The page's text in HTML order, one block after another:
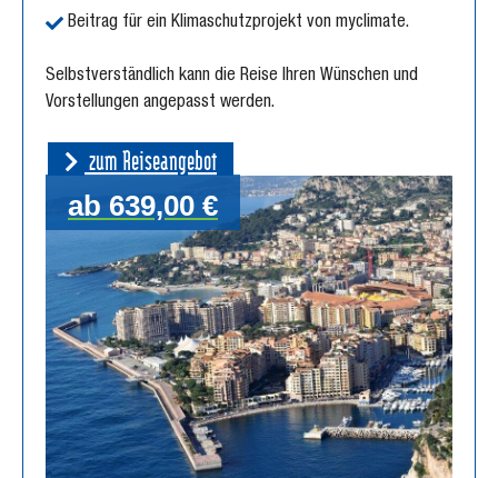
Beitrag für ein Klimaschutzprojekt von myclimate.
Selbstverständlich kann die Reise Ihren Wünschen und
Vorstellungen angepasst werden.
zum Reiseangebot
ab 639,00 €